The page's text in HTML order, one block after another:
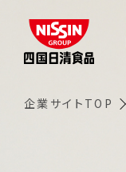
企業サイトTOP